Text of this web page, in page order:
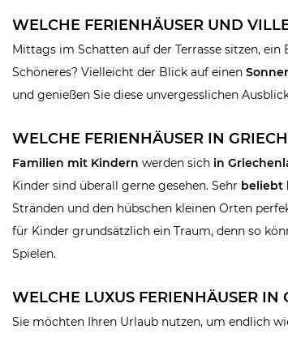
WELCHE FERIENHÄUSER UND
Mittags im Schatten auf der Terrasse sitzen,
Schöneres? Vielleicht der Blick auf einen
und genießen Sie diese unvergesslichen
WELCHE FERIENHÄUSER IN
Familien mit Kindern werden sich in
Kinder sind überall gerne gesehen. Sehr beliebt
Stränden und den hübschen kleinen Orten
für Kinder grundsätzlich ein Traum, denn so
Spielen.
WELCHE LUXUS FERIENHÄUSER
Sie möchten Ihren Urlaub nutzen, um endlich